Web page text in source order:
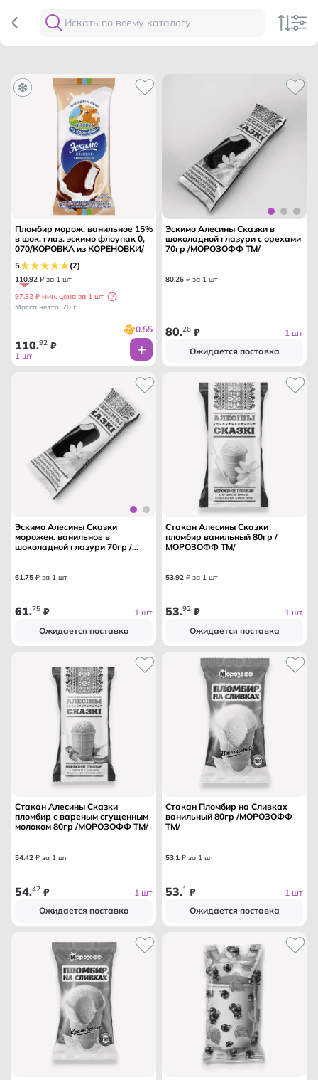
Пломбир морож. ванильное 15%
в шок. глаз. эскимо флоупак 0,
070/КОРОВКА из КОРЕНОВКИ/
5 (2)
110.92 ₽ за 1 шт
97.32 ₽ мин. цена за 1 шт
Масса нетто: 70 г
0.55
110.92 ₽
1 шт
Эскимо Алесины Сказки в
шоколадной глазури с орехами
70гр /МОРОЗОФФ ТМ/
80.26 ₽ за 1 шт
80.26 ₽
1 шт
Ожидается поставка
Эскимо Алесины Сказки
морожен. ванильное в
шоколадной глазури 70гр /
61.75 ₽ за 1 шт
61.75 ₽
1 шт
Ожидается поставка
Стакан Алесины Сказки
пломбир ванильный 80гр /
МОРОЗОФФ ТМ/
53.92 ₽ за 1 шт
53.92 ₽
1 шт
Ожидается поставка
Стакан Алесины Сказки
пломбир с вареным сгущенным
молоком 80гр /МОРОЗОФФ ТМ/
54.42 ₽ за 1 шт
54.42 ₽
1 шт
Ожидается поставка
Стакан Пломбир на Сливках
ванильный 80гр /МОРОЗОФФ
ТМ/
53.1 ₽ за 1 шт
53.1 ₽
1 шт
Ожидается поставка